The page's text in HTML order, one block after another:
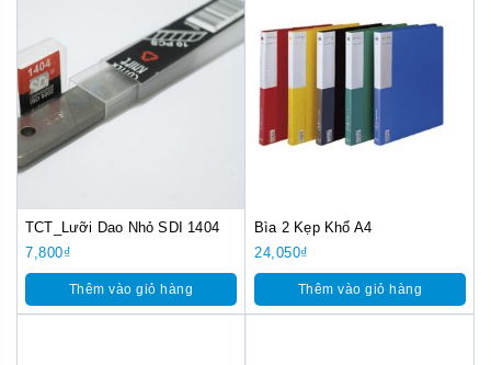
TCT_Lưỡi Dao Nhỏ SDI 1404
7,800₫
Thêm vào giỏ hàng
Bìa 2 Kẹp Khổ A4
24,050₫
Thêm vào giỏ hàng